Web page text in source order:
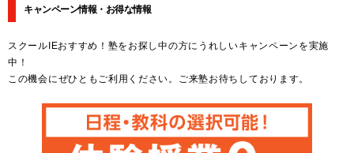
キャンペーン情報・お得な情報
スクールIEおすすめ！塾をお探し中の方にうれしいキャンペーンを実施
中！
この機会にぜひともご利用ください。ご来塾お待ちしております。